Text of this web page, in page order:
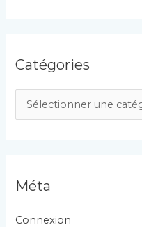
Catégories
a
g
r
Méta
Connexion